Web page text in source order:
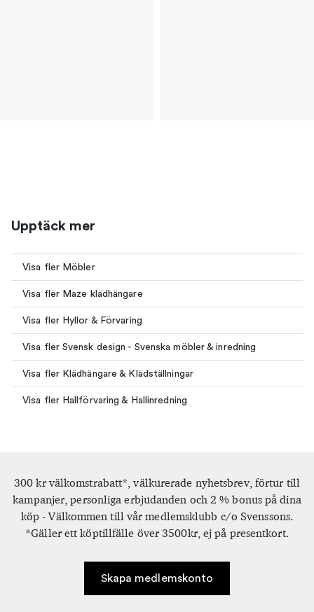
Upptäck mer
Visa fler Möbler
Visa fler Maze klädhängare
Visa fler Hyllor & Förvaring
Visa fler Svensk design - Svenska möbler & inredning
Visa fler Klädhängare & Klädställningar
Visa fler Hallförvaring & Hallinredning
300 kr välkomstrabatt*, välkurerade nyhetsbrev, förtur till
kampanjer, personliga erbjudanden och 2 % bonus på dina
köp - Välkommen till vår medlemsklubb c/o Svenssons.
*Gäller ett köptillfälle över 3500kr, ej på presentkort.
Skapa medlemskonto